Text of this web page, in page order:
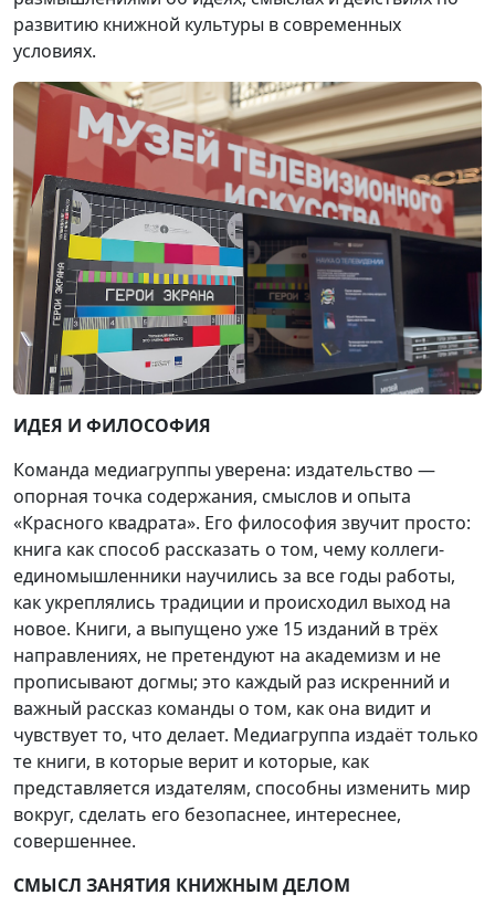
развитию книжной культуры в современных
условиях.
ИДЕЯ И ФИЛОСОФИЯ
Команда медиагруппы уверена: издательство —
опорная точка содержания, смыслов и опыта
«Красного квадрата». Его философия звучит просто:
книга как способ рассказать о том, чему коллеги-
единомышленники научились за все годы работы,
как укреплялись традиции и происходил выход на
новое. Книги, а выпущено уже 15 изданий в трёх
направлениях, не претендуют на академизм и не
прописывают догмы; это каждый раз искренний и
важный рассказ команды о том, как она видит и
чувствует то, что делает. Медиагруппа издаёт только
те книги, в которые верит и которые, как
представляется издателям, способны изменить мир
вокруг, сделать его безопаснее, интереснее,
совершеннее.
СМЫСЛ ЗАНЯТИЯ КНИЖНЫМ ДЕЛОМ